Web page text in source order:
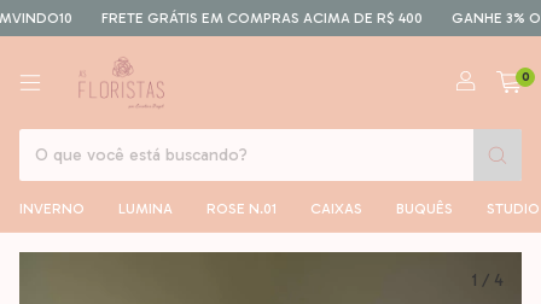
FRETE GRÁTIS EM COMPRAS ACIMA DE R$ 400 GANHE 3% OFF NO
0
INVERNO LUMINA ROSE N.01 CAIXAS BUQUÊS
1 / 4